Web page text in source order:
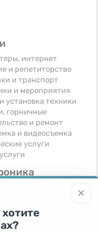
интернет
и репетиторство
и транспорт
и мероприятия
установка техники
горничные
и ремонт
и видеосъемка
услуги
и видеоигры
и связь
×